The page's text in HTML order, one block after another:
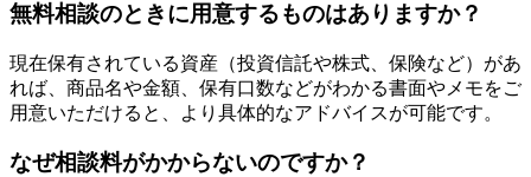
無料相談のときに用意するものはありますか？
現在保有されている資産（投資信託や株式、保険など）があ
れば、商品名や金額、保有口数などがわかる書面やメモをご
用意いただけると、より具体的なアドバイスが可能です。
なぜ相談料がかからないのですか？